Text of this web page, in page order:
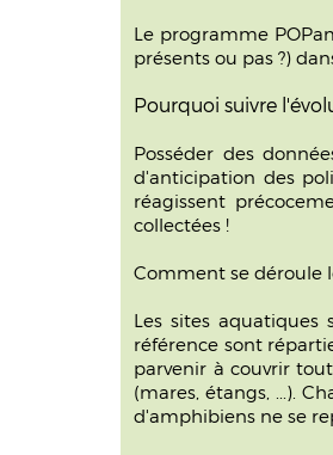
Le programme
présents ou pas ?)
Pourquoi suivre
Posséder des
d'anticipation des
réagissent
collectées !
Comment se déroule
Les sites aquatiques
référence sont
parvenir à couvrir
(mares, étangs, ...).
d'amphibiens ne se